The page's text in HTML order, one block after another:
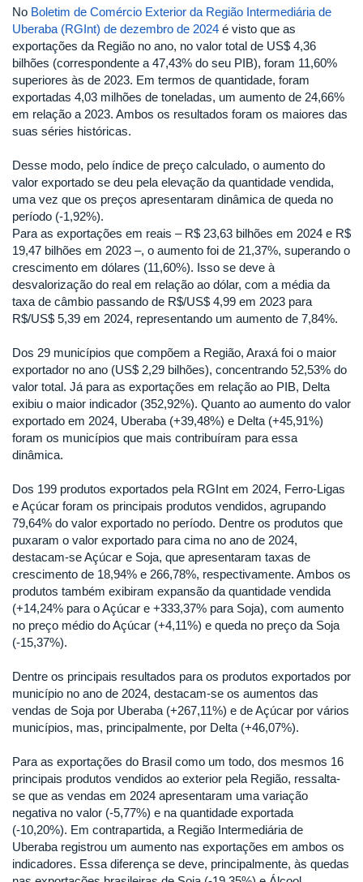
No Boletim de Comércio Exterior da Região Intermediária de
Uberaba (RGInt) de dezembro de 2024 é visto que as
exportações da Região no ano, no valor total de US$ 4,36
bilhões (correspondente a 47,43% do seu PIB), foram 11,60%
superiores às de 2023. Em termos de quantidade, foram
exportadas 4,03 milhões de toneladas, um aumento de 24,66%
em relação a 2023. Ambos os resultados foram os maiores das
suas séries históricas.
Desse modo, pelo índice de preço calculado, o aumento do
valor exportado se deu pela elevação da quantidade vendida,
uma vez que os preços apresentaram dinâmica de queda no
período (-1,92%).
Para as exportações em reais – R$ 23,63 bilhões em 2024 e R$
19,47 bilhões em 2023 –, o aumento foi de 21,37%, superando o
crescimento em dólares (11,60%). Isso se deve à
desvalorização do real em relação ao dólar, com a média da
taxa de câmbio passando de R$/US$ 4,99 em 2023 para
R$/US$ 5,39 em 2024, representando um aumento de 7,84%.
Dos 29 municípios que compõem a Região, Araxá foi o maior
exportador no ano (US$ 2,29 bilhões), concentrando 52,53% do
valor total. Já para as exportações em relação ao PIB, Delta
exibiu o maior indicador (352,92%). Quanto ao aumento do valor
exportado em 2024, Uberaba (+39,48%) e Delta (+45,91%)
foram os municípios que mais contribuíram para essa
dinâmica.
Dos 199 produtos exportados pela RGInt em 2024, Ferro-Ligas
e Açúcar foram os principais produtos vendidos, agrupando
79,64% do valor exportado no período. Dentre os produtos que
puxaram o valor exportado para cima no ano de 2024,
destacam-se Açúcar e Soja, que apresentaram taxas de
crescimento de 18,94% e 266,78%, respectivamente. Ambos os
produtos também exibiram expansão da quantidade vendida
(+14,24% para o Açúcar e +333,37% para Soja), com aumento
no preço médio do Açúcar (+4,11%) e queda no preço da Soja
(-15,37%).
Dentre os principais resultados para os produtos exportados por
município no ano de 2024, destacam-se os aumentos das
vendas de Soja por Uberaba (+267,11%) e de Açúcar por vários
municípios, mas, principalmente, por Delta (+46,07%).
Para as exportações do Brasil como um todo, dos mesmos 16
principais produtos vendidos ao exterior pela Região, ressalta-
se que as vendas em 2024 apresentaram uma variação
negativa no valor (-5,77%) e na quantidade exportada
(-10,20%). Em contrapartida, a Região Intermediária de
Uberaba registrou um aumento nas exportações em ambos os
indicadores. Essa diferença se deve, principalmente, às quedas